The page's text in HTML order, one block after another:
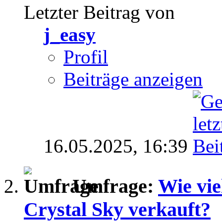
Letzter Beitrag von
j_easy
Profil
Beiträge anzeigen
16.05.2025, 16:39
Umfrage: Wie
Crystal Sky verkauft?